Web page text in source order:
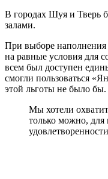
В городах Шуя и Тверь
залами.
При выборе наполнения
на равные условия для
всем был доступен
смогли пользоваться
этой льготы не было бы.
Мы хотели
только можно, для